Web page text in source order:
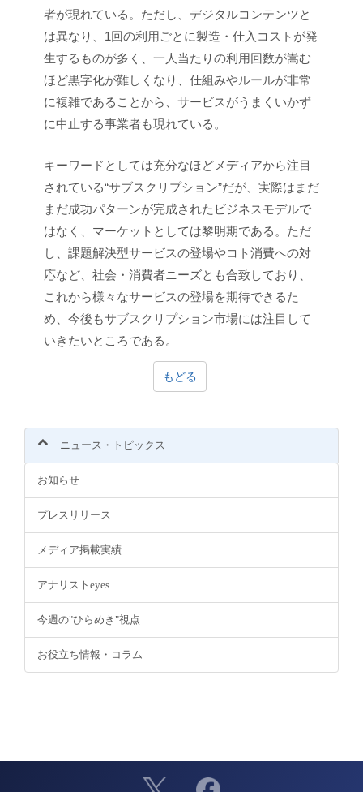
者が現れている。ただし、デジタルコンテンツと
は異なり、1回の利用ごとに製造・仕入コストが発
生するものが多く、一人当たりの利用回数が嵩む
ほど黒字化が難しくなり、仕組みやルールが非常
に複雑であることから、サービスがうまくいかず
に中止する事業者も現れている。
キーワードとしては充分なほどメディアから注目
されている“サブスクリプション”だが、実際はまだ
まだ成功パターンが完成されたビジネスモデルで
はなく、マーケットとしては黎明期である。ただ
し、課題解決型サービスの登場やコト消費への対
応など、社会・消費者ニーズとも合致しており、
これから様々なサービスの登場を期待できるた
め、今後もサブスクリプション市場には注目して
いきたいところである。
もどる
ニュース・トピックス
お知らせ
プレスリリース
メディア掲載実績
アナリストeyes
今週の"ひらめき"視点
お役立ち情報・コラム